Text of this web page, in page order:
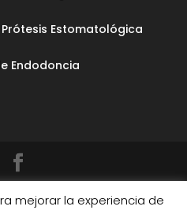
Estomatológica
Endodoncia
PosicionamientoWeb
mejorar la experiencia de